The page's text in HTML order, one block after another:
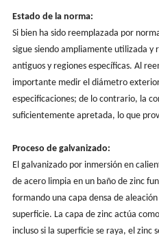
Estado de la norma:
Si bien ha sido reemplazada por
sigue siendo ampliamente utilizada y
antiguos y regiones específicas. Al
importante medir el diámetro
especificaciones; de lo contrario, la
suficientemente apretada, lo que
Proceso de galvanizado:
El galvanizado por inmersión en
de acero limpia en un baño de zinc
formando una capa densa de
superficie. La capa de zinc actúa
incluso si la superficie se raya, el zinc